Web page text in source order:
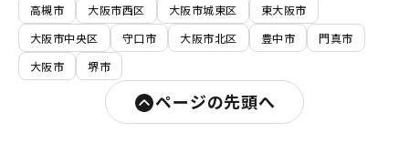
高槻市
大阪市西区 大阪市城東区
東大阪市
大阪市中央区
守口市 大阪市北区 豊中市
門真市
大阪市
堺市
ページの先頭へ